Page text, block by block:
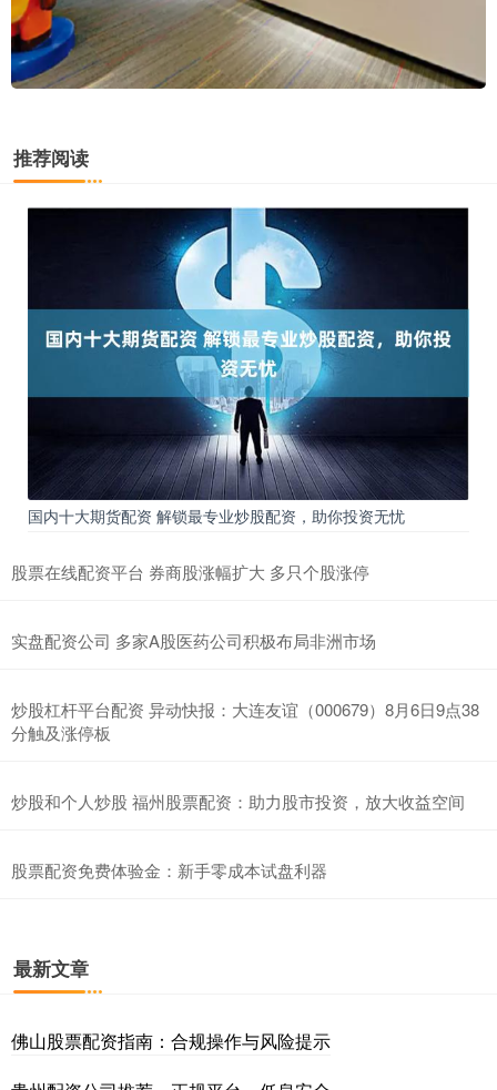
推荐阅读
国内十大期货配资 解锁最专业炒股配资，助你投资无忧
股票在线配资平台 券商股涨幅扩大 多只个股涨停
实盘配资公司 多家A股医药公司积极布局非洲市场
炒股杠杆平台配资 异动快报：大连友谊（000679）8月6日9点38
分触及涨停板
炒股和个人炒股 福州股票配资：助力股市投资，放大收益空间
股票配资免费体验金：新手零成本试盘利器
最新文章
佛山股票配资指南：合规操作与风险提示